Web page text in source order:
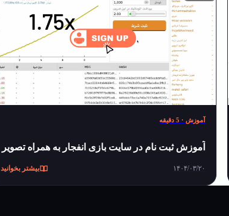
آموزش·
5دقیقه
آموزش ثبت نام در سایت بازی انفجار به همراه تصویر
۱۴۰۴/۰۳/۲۰ بیشتر بخوانید